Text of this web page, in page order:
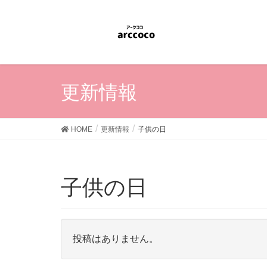
更新情報
HOME 更新情報 子供の日
子供の日
投稿はありません。